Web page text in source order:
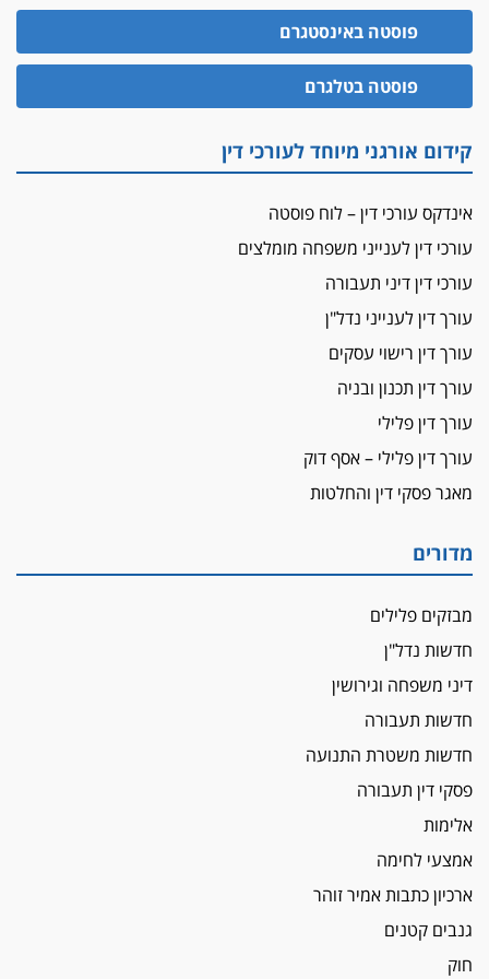
מאסר לעורך הדין
מאסר בפועל לעו"ד מהצפון שהגיש תביעות
פיקטיביות בשם פלסטינים
על המידתיות
ביה"ד המשמעתי ביטל השעיה לצמיתות של
אשם
עו"ד הלל בבייב הורשע בהונאת עשרות לקוחות,
ההסדר: 7-9 שנות מאסר
דין ומקרקעין
עורך דין ברמת השרון נחקר בחשד למרמה בעסקת
"אני מכינה 5-6 ג'וינטים ביום"
תובעת משטרתית פוטרה בחשד לעישון סמים
שנחשף בפעילות בלשים בטלגרם
לא בכל יום
הכנסת אישרה
איבה
איתות מירושלים
יו"ר המחוז צ'צ'קס מכנס ישיבה להדחת
מחאת הפרקליטים והסנגורים
עם השופטים
הביקורת חוגגת
מבקר לשכת עורכי הדין בתביעה נגד "איכות
נכנס לאינדקס
פוסטה באינסטגרם
פוסטה בטלגרם
קידום אורגני מיוחד לעורכי דין
אינדקס עורכי דין – לוח פוסטה
עורכי דין לענייני משפחה מומלצים
עורכי דין דיני תעבורה
עורך דין לענייני נדל"ן
עורך דין רישוי עסקים
עורך דין תכנון ובניה
עורך דין פלילי
עורך דין פלילי – אסף דוק
מאגר פסקי דין והחלטות
מדורים
מבזקים פלילים
חדשות נדל"ן
דיני משפחה וגירושין
חדשות תעבורה
חדשות משטרת התנועה
פסקי דין תעבורה
אלימות
אמצעי לחימה
ארכיון כתבות אמיר זוהר
גנבים קטנים
חוק